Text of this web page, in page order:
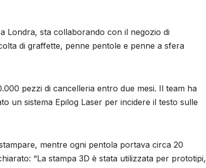
Londra, sta collaborando con il negozio di
di graffette, penne pentole e penne a sfera
pezzi di cancelleria entro due mesi. Il team ha
un sistema Epilog Laser per incidere il testo sulle
mentre ogni pentola portava circa 20
“La stampa 3D è stata utilizzata per prototipi,